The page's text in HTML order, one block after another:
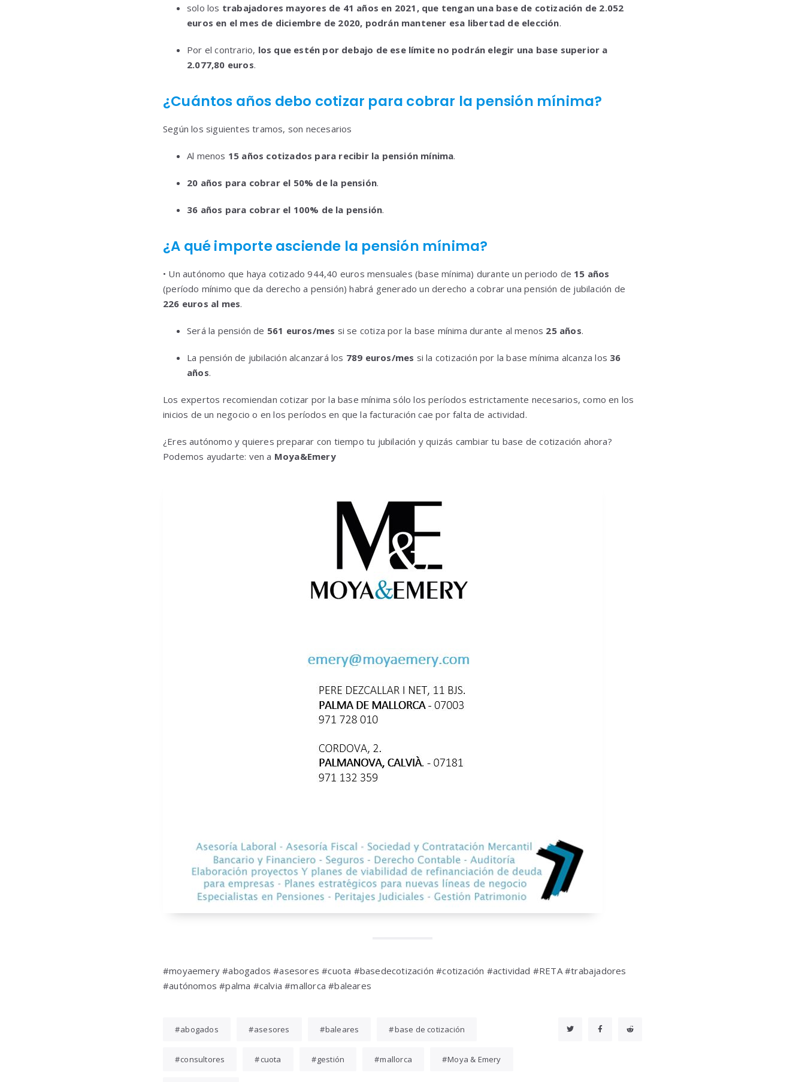
solo los trabajadores mayores de 41 años en 2021, que tengan una base de cotización de 2.052
euros en el mes de diciembre de 2020, podrán mantener esa libertad de elección.
Por el contrario, los que estén por debajo de ese límite no podrán elegir una base superior a
2.077,80 euros.
¿Cuántos años debo cotizar para cobrar la pensión mínima?
Según los siguientes tramos, son necesarios
Al menos 15 años cotizados para recibir la pensión mínima.
20 años para cobrar el 50% de la pensión.
36 años para cobrar el 100% de la pensión.
¿A qué importe asciende la pensión mínima?
• Un autónomo que haya cotizado 944,40 euros mensuales (base mínima) durante un periodo de 15 años
(período mínimo que da derecho a pensión) habrá generado un derecho a cobrar una pensión de jubilación de
226 euros al mes.
Será la pensión de 561 euros/mes si se cotiza por la base mínima durante al menos 25 años.
La pensión de jubilación alcanzará los 789 euros/mes si la cotización por la base mínima alcanza los 36
años.
Los expertos recomiendan cotizar por la base mínima sólo los períodos estrictamente necesarios, como en los
inicios de un negocio o en los períodos en que la facturación cae por falta de actividad.
¿Eres autónomo y quieres preparar con tiempo tu jubilación y quizás cambiar tu base de cotización ahora?
Podemos ayudarte: ven a Moya&Emery
#moyaemery #abogados #asesores #cuota #basedecotización #cotización #actividad #RETA #trabajadores
#autónomos #palma #calvia #mallorca #baleares
abogados asesores baleares base de cotización
consultores cuota gestión mallorca Moya & Emery